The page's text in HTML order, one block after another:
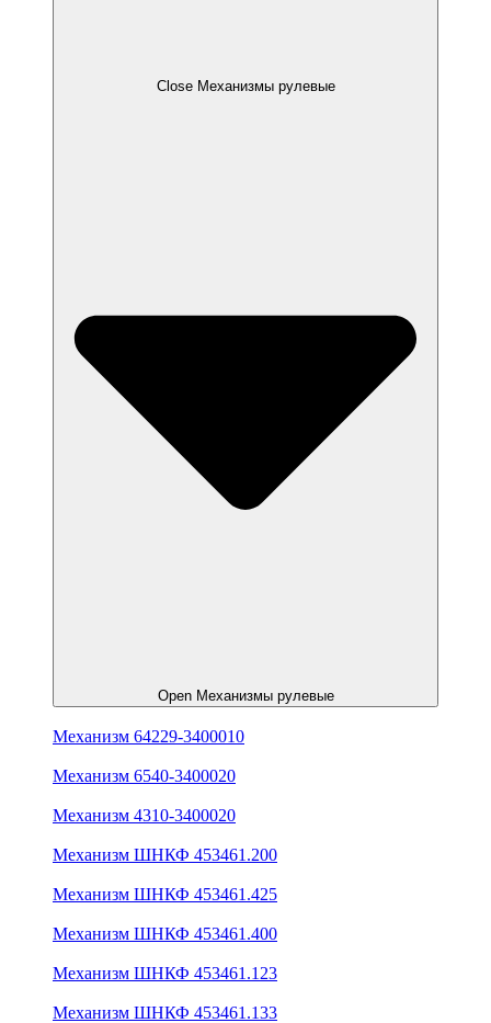
Close Механизмы рулевые
Open Механизмы рулевые
Механизм 64229-3400010
Механизм 6540-3400020
Механизм 4310-3400020
Механизм ШНКФ 453461.200
Механизм ШНКФ 453461.425
Механизм ШНКФ 453461.400
Механизм ШНКФ 453461.123
Механизм ШНКФ 453461.133